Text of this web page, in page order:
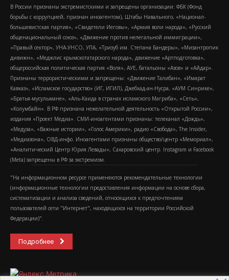
В России признаны экстремистскими и запрещены организации: ФБК (Фонд
борьбы с коррупцией, признан иноагентом), Штабы Навального, «Национал-
большевистская партия», «Свидетели Иеговы», «Армия воли народа», «Русский
общенациональный союз», «Движение против нелегальной иммиграции»,
«Правый сектор», УНА-УНСО, УПА, «Тризуб им. Степана Бандеры», «Мизантропик
дивижн», «Меджлис крымскотатарского народа», движение «Артподготовка»,
общероссийская политическая партия «Воля», АУЕ, батальоны «Азов» и «Айдар».
Признаны террористическими и запрещены: «Движение Талибан», «Имарат
Кавказ», «Исламское государство» (ИГ, ИГИЛ), Джебхад-ан-Нусра, «АУМ Синрике»,
«Братья-мусульмане», «Аль-Каида в странах исламского Магриба», «Сеть»,
«Колумбайн». В РФ признана нежелательной деятельность «Открытой России»,
издания «Проект Медиа». СМИ-иноагентами признаны: телеканал «Дождь»,
«Медуза», «Важные истории», «Голос Америки», радио «Свобода», The Insider,
«Медиазона», ОВД-инфо. Иноагентами признаны общество/центр «Мемориал»,
«Аналитический Центр Юрия Левады», Сахаровский центр. Instagram и Facebook
(Metа) запрещены в РФ за экстремизм.
"На информационном ресурсе применяются рекомендательные технологии
(информационные технологии предоставления информации на основе сбора,
систематизации и анализа сведений, относящихся к предпочтениям
пользователей сети "Интернет", находящихся на территории Российской
Федерации)".
Подробнее